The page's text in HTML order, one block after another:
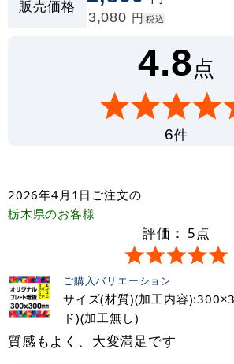
販売価格
3,080 円 税込
4.8点
6件
2026年4月1日 ご注文の
栃木県のお客様
評価： 5点
ご購入バリエーション
サイズ(材質)(加工内容
ド)(加工無し)
質感もよく、大変満足です